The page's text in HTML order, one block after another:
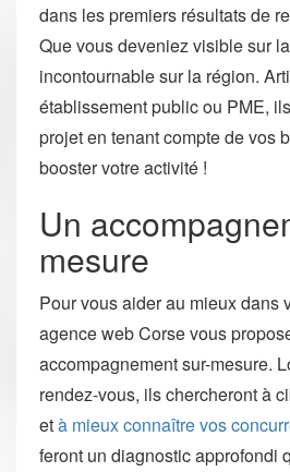
dans les premiers résultats de
Que vous deveniez visible sur
incontournable sur la région.
établissement public ou PME,
projet en tenant compte de vos
booster votre activité !
Un
mesure
Pour vous aider au mieux dans
agence web Corse vous
accompagnement sur-mesure.
rendez-vous, ils chercheront à
età mieux connaître vos
feront un diagnostic approfondi